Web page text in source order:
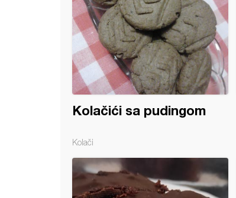
Kolačići sa pudingom
Kolači
sa kokosom